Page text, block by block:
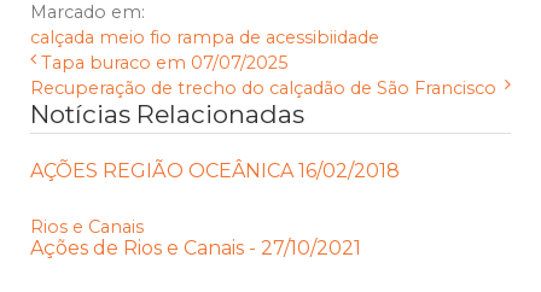
Marcado em:
calçada meio fio rampa de acessibiidade
Tapa buraco em 07/07/2025
Recuperação de trecho do calçadão de São Francisco
Notícias Relacionadas
AÇÕES REGIÃO OCEÂNICA 16/02/2018
Rios e Canais
Ações de Rios e Canais - 27/10/2021